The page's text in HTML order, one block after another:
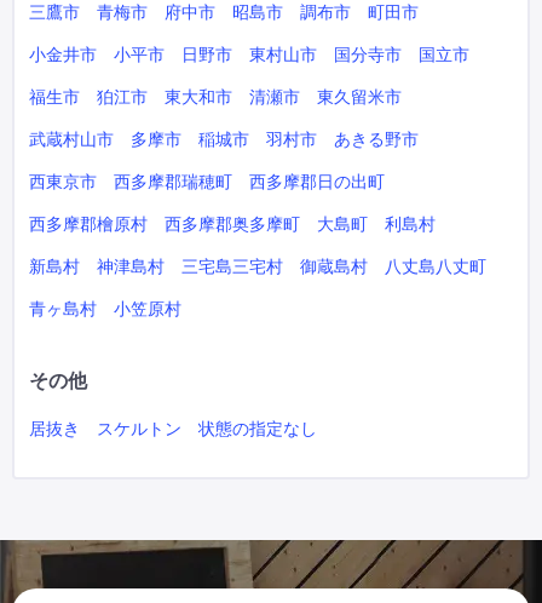
三鷹市 青梅市 府中市 昭島市 調布市 町田市
小金井市 小平市 日野市 東村山市 国分寺市 国立市
福生市 狛江市 東大和市 清瀬市 東久留米市
武蔵村山市 多摩市 稲城市 羽村市 あきる野市
西東京市 西多摩郡瑞穂町 西多摩郡日の出町
西多摩郡檜原村 西多摩郡奥多摩町 大島町 利島村
新島村 神津島村 三宅島三宅村 御蔵島村 八丈島八丈町
青ヶ島村 小笠原村
その他
居抜き スケルトン 状態の指定なし